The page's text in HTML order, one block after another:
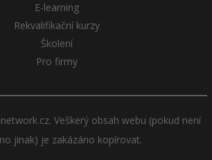
E-learning
Rekvalifikační kurzy
Školení
Pro firmy
Veškerý obsah webu (pokud není
jinak) je zakázáno kopírovat.